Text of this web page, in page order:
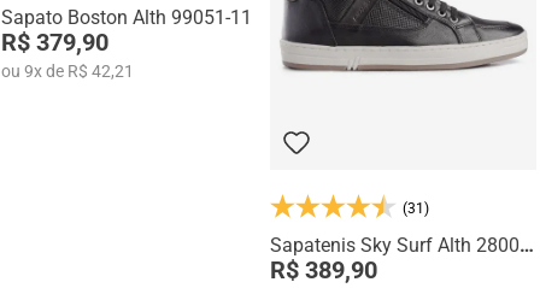
desenvolvidos para garantir mais confiança, postura e estilo em
qualquer momento do dia.
Sapato Boston Alth 99051-11
R$ 379,90
ou 9xde R$ 42,21
(31)
Sapatenis Sky Surf Alth 28003-
07
R$ 389,90